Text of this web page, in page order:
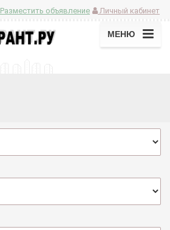
Личный кабинет
Разместить объявление
МЕНЮ